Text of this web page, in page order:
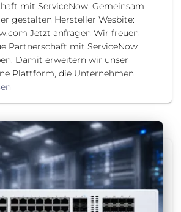
mit ServiceNow: Gemeinsam
gestalten Hersteller Wesbite:
Jetzt anfragen Wir freuen
Partnerschaft mit ServiceNow
Damit erweitern wir unser
Plattform, die Unternehmen